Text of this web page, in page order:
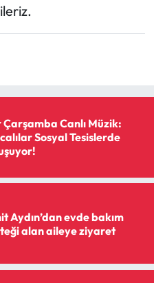
Çarşamba Canlı Müzik:
Sosyal Tesislerde
Aydın’dan evde bakım
alan aileye ziyaret